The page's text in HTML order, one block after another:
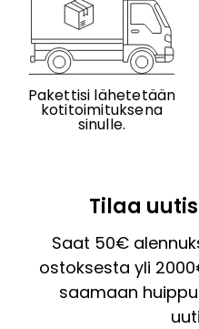
Pakettisi lähetetään
kotitoimituksena
sinulle.
Tilaa
Saat 50€
ostoksesta yli
saamaan